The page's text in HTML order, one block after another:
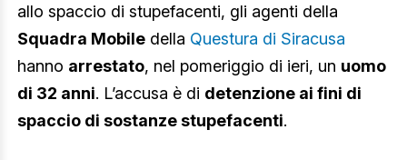
allo spaccio di stupefacenti, gli agenti della
Squadra Mobile della Questura di Siracusa
hanno arrestato, nel pomeriggio di ieri, un uomo
di 32 anni. L’accusa è di detenzione ai fini di
spaccio di sostanze stupefacenti.